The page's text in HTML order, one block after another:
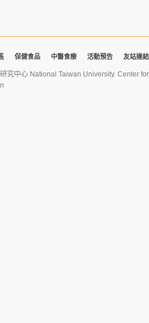
保健食品 中醫食療 活動預告 友站連結
究中心 National Taiwan University. Center